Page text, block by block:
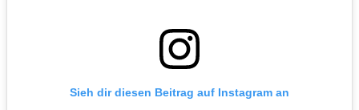
Sieh dir diesen Beitrag auf Instagram an